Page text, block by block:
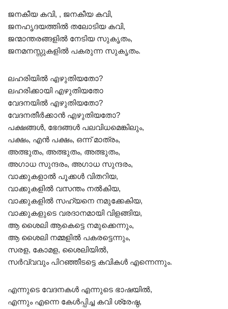
ജനകീയ കവി, , ജനകീയ കവി,
ജനഹൃദയത്തിൽ തലോടിയ കവി,
ജന്മാന്തരങ്ങളിൽ നേടിയ സുകൃതം,
ജനമനസ്സുകളിൽ പകരുന്ന സുകൃതം.
ലഹരിയിൽ എഴുതിയതോ?
ലഹരിക്കായി എഴുതിയതോ
വേദനയിൽ എഴുതിയതോ?
വേദനതീർക്കാൻ എഴുതിയതോ?
പക്ഷങ്ങൾ, ഭേദങ്ങൾ പലവിധമെങ്കിലും,
പക്ഷം, എൻ പക്ഷം, ഒന്ന് മാത്രം,
അത്ഭുതം, അത്ഭുതം, അത്ഭുതം,
അഗാധ സുന്ദരം, അഗാധ സുന്ദരം,
വാക്കുകളാൽ പൂക്കൾ വിതറിയ,
വാക്കുകളിൽ വസന്തം നൽകിയ,
വാക്കുകളിൽ സഹ്യനെ നമുക്കേകിയ,
വാക്കുകളുടെ വരദാനമായി വിളങ്ങിയ,
ആ ശൈലി ആകെട്ടെ നമുക്കെന്നും,
ആ ശൈലി നമ്മളിൽ പകരട്ടെന്നും,
സരള, കോമള, ശൈലിയിൽ,
സർവ്വവും പിറഞ്ഞീടട്ടെ കവികൾ എന്നെന്നും.
എന്നുടെ വേദനകൾ എന്നുടെ ഭാഷയിൽ,
എന്നും എന്നെ കേൾപ്പിച്ച കവി ശ്രേഷ്ഠ,